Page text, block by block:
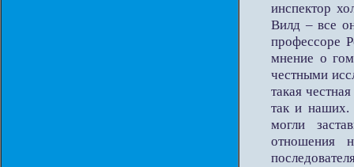
инспектор
Вилд – все
профессоре
мнение о
честными
такая
так и наших.
могли
отношения